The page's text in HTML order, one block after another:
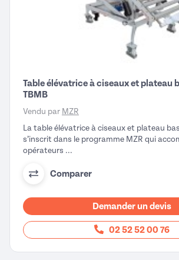
Table élévatrice à ciseaux et plateau
TBMB
Vendu par MZR
La table élévatrice à ciseaux et plateau
s’inscrit dans le programme MZR qui
opérateurs ...
Comparer
Demander un devis
02 52 52 00 76